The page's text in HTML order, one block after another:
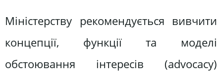
Міністерству рекомендується вивчити
концепції, функції та моделі
обстоювання інтересів (advocacy)